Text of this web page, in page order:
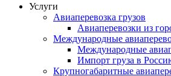
Услуги
Авиаперевозка грузов
Авиаперевозки из
Международные
Международные
Импорт груза в
Крупногабаритные